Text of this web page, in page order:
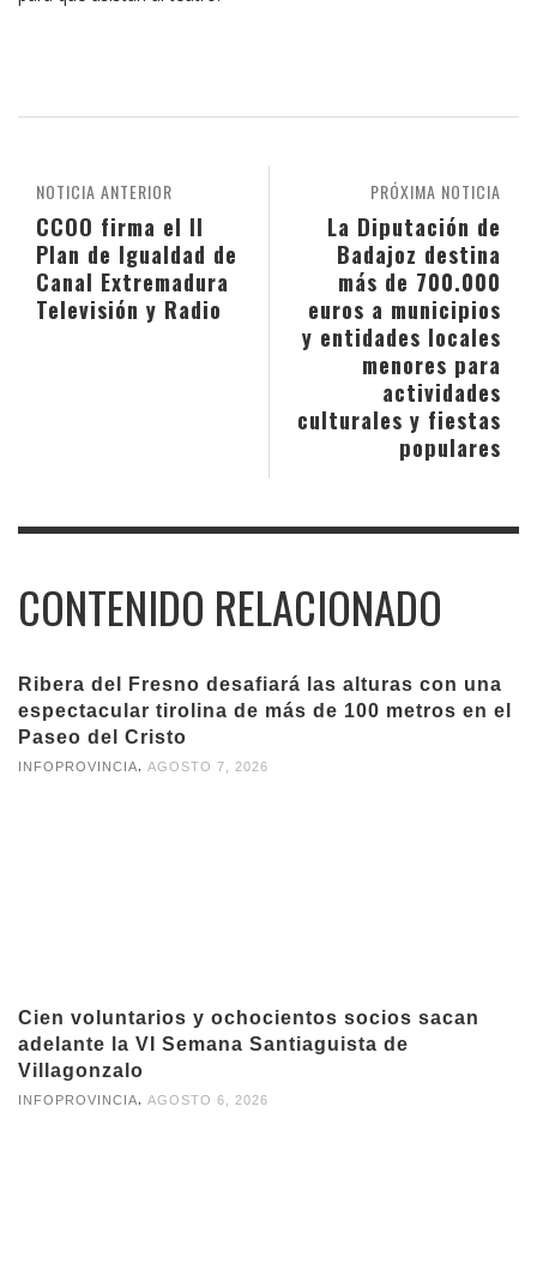
PRÓXIMA NOTICIA
La Diputación de
Badajoz destina
más de 700.000
euros a municipios
y entidades locales
menores para
actividades
culturales y fiestas
populares
NOTICIA ANTERIOR
CCOO firma el II
Plan de Igualdad de
Canal Extremadura
Televisión y Radio
CONTENIDO RELACIONADO
Ribera del Fresno desafiará las alturas con una
espectacular tirolina de más de 100 metros en el
Paseo del Cristo
INFOPROVINCIA AGOSTO 7, 2026
Cien voluntarios y ochocientos socios sacan
adelante la VI Semana Santiaguista de
Villagonzalo
INFOPROVINCIA, AGOSTO 6, 2026